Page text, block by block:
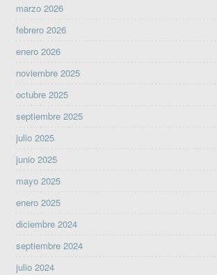
marzo 2026
febrero 2026
enero 2026
noviembre 2025
octubre 2025
septiembre 2025
julio 2025
junio 2025
mayo 2025
enero 2025
diciembre 2024
septiembre 2024
julio 2024